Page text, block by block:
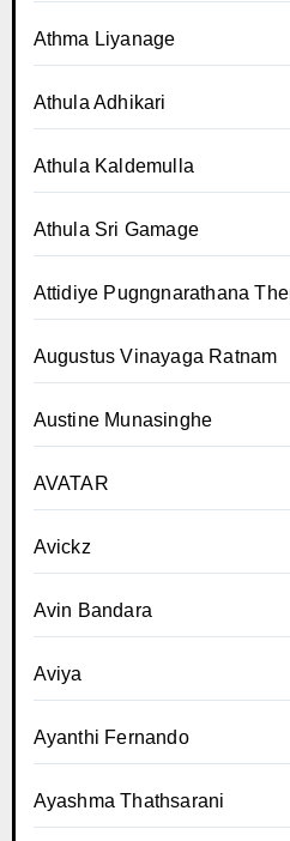
Athma Liyanage
Athula Adhikari
Athula Kaldemulla
Athula Sri Gamage
Attidiye Pugngnarathana
Augustus Vinayaga Ratnam
Austine Munasinghe
AVATAR
Avickz
Avin Bandara
Aviya
Ayanthi Fernando
Ayashma Thathsarani